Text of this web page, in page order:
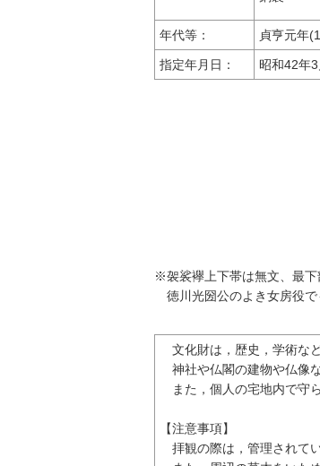
年代等： 貞亨元年
指定年月日： 昭和42年
※袈裟襷上下帯は無文、最下
徳川光圀公のよき女房役で
文化財は，歴史，学術な
神社や仏閣の建物や仏像
また，個人の宅地内で守
【注意事項】
拝観の際は，管理されて